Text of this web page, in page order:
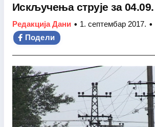
Искључења струје за 04.09.
Редакција Дани • 1. септембар 2017. •
Подели